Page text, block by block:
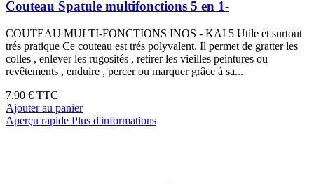
Couteau Spatule multifonctions 5 en 1-
COUTEAU MULTI-FONCTIONS INOS - KAI 5 Utile et surtout
trés pratique Ce couteau est trés polyvalent. Il permet de gratter les
colles , enlever les rugosités , retirer les vieilles peintures ou
revêtements , enduire , percer ou marquer grâce à sa...
7,90 € TTC
Ajouter au panier
Aperçu rapide Plus d'informations